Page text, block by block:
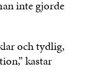
inte gjorde
och tydlig,
kastar